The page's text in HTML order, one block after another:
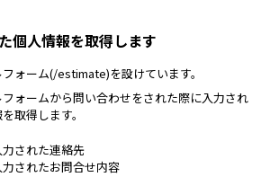
個人情報を取得します
ォーム(/estimate)を設けています。
ォームから問い合わせをされた際に入力され
取得します。
された連絡先
されたお問合せ内容